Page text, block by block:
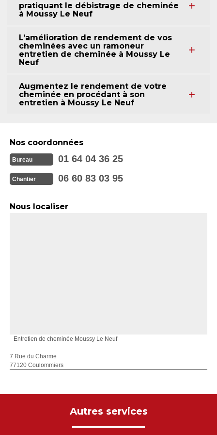
pratiquant le débistrage de cheminée
à Moussy Le Neuf
L’amélioration de rendement de vos
cheminées avec un ramoneur
entretien de cheminée à Moussy Le
Neuf
Augmentez le rendement de votre
cheminée en procédant à son
entretien à Moussy Le Neuf
Nos coordonnées
Bureau 01 64 04 36 25
Chantier 06 60 83 03 95
Nous localiser
Entretien de cheminée Moussy Le Neuf
7 Rue du Charme
77120 Coulommiers
Autres services